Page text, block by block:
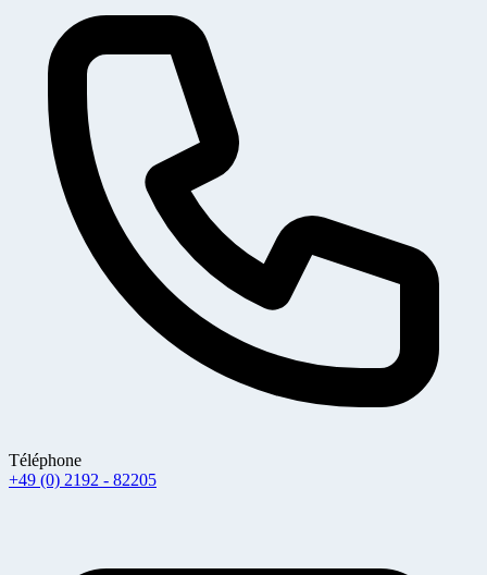
Téléphone
+49 (0) 2192 - 82205